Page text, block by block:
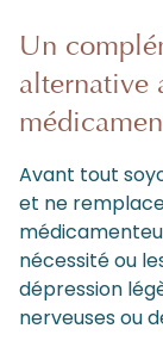
Un
alternative
Avant tout
et ne
nécessité ou
dépression
nerveuses ou